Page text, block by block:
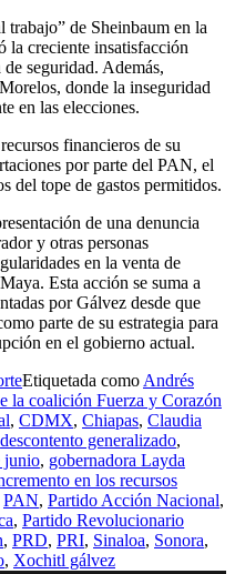
trabajo” de Sheinbaum en la
la creciente insatisfacción
seguridad. Además,
donde la inseguridad
en las elecciones.
financieros de su
por parte del PAN, el
del tope de gastos permitidos.
de una denuncia
y otras personas
en la venta de
Esta acción se suma a
por Gálvez desde que
parte de su estrategia para
en el gobierno actual.
Etiquetada como Andrés
la coalición Fuerza y Corazón
, CDMX, Chiapas, Claudia
descontento generalizado,
junio, gobernadora Layda
en los recursos
PAN, Partido Acción Nacional,
, Partido Revolucionario
, PRD, PRI, Sinaloa, Sonora,
, Xochitl gálvez